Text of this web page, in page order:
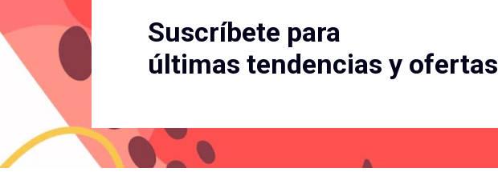
Suscríbete para
últimas tendencias y ofertas